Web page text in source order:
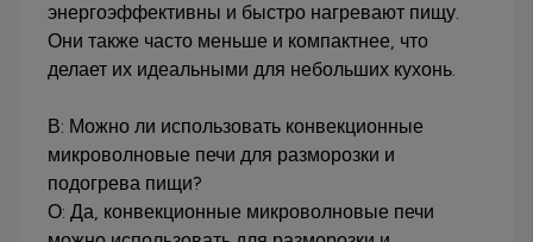
энергоэффективны и быстро нагревают пищу.
Они также часто меньше и компактнее, что
делает их идеальными для небольших кухонь.
В: Можно ли использовать конвекционные
микроволновые печи для разморозки и
подогрева пищи?
О: Да, конвекционные микроволновые печи